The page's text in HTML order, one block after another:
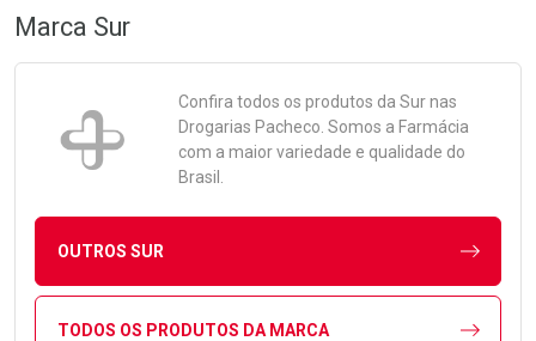
Marca Sur
Confira todos os produtos da Surnas
Drogarias Pacheco. Somos a Farmácia
com a maior variedade e qualidade do
Brasil.
OUTROS SUR
TODOS OS PRODUTOS DA MARCA